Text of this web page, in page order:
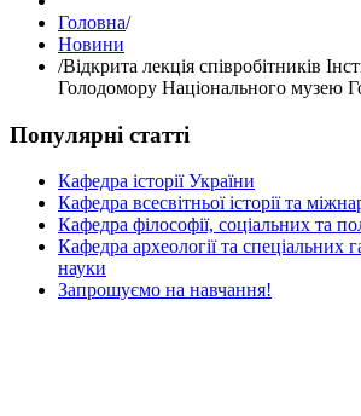
Головна/
Hовини
/Відкрита лекція співробітників
Голодомору Національного музею
Популярні статті
Кафедра історії України
Кафедра всесвітньої історії та
Кафедра філософії, соціальних та
Кафедра археології та спеціальних
науки
Запрошуємо на навчання!